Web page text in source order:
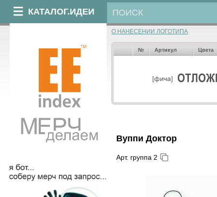
КАТАЛОГ.ИДЕИ
О НАНЕСЕНИИ ЛОГОТИПА
№ Артикул Цвета
Вуппи Доктор
Арт. группа 2